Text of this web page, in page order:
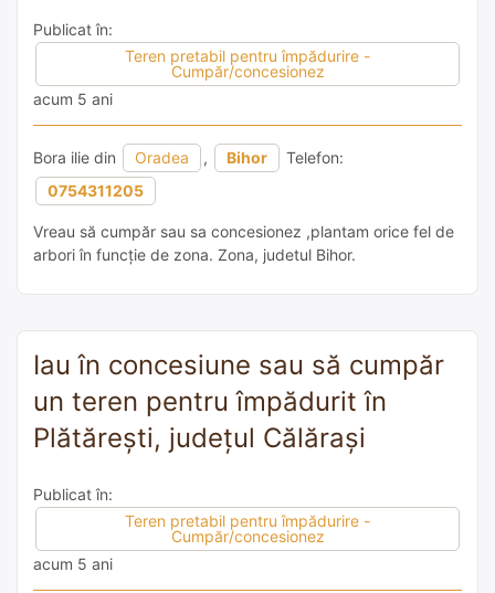
Publicat în:
Teren pretabil pentru împădurire -
Cumpăr/concesionez
acum 5 ani
Bora ilie din Oradea , Bihor
Telefon:
0754311205
Vreau să cumpăr sau sa concesionez ,plantam orice fel de
arbori în funcție de zona. Zona, judetul Bihor.
Iau în concesiune sau să cumpăr
un teren pentru împădurit în
Plătărești, județul Călărași
Publicat în:
Teren pretabil pentru împădurire -
Cumpăr/concesionez
acum 5 ani